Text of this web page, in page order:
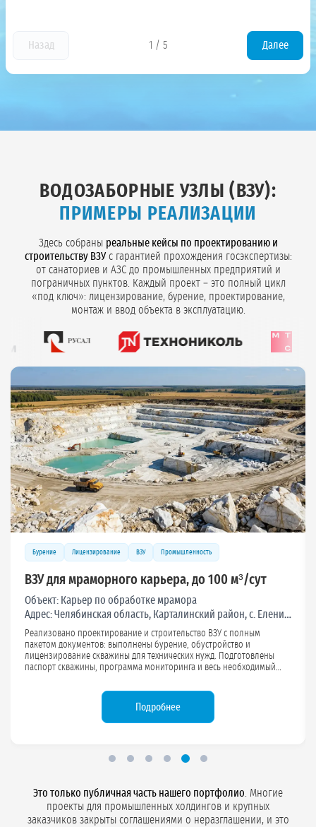
Назад 1 / 5 Далее
ВОДОЗАБОРНЫЕ УЗЛЫ (ВЗУ):
ПРИМЕРЫ РЕАЛИЗАЦИИ
Здесь собраны реальные кейсы по проектированию и
строительству ВЗУс гарантией прохождения госэкспертизы:
от санаториев и АЗС до промышленных предприятий и
пограничных пунктов. Каждый проект – это полный цикл
«под ключ»: лицензирование, бурение, проектирование,
монтаж и ввод объекта в эксплуатацию.
Лицензирование ВЗУ Посёлки и СНТ
ВЗУ для коттеджного поселка, до 100 м³/сут
Объект: Коттеджный поселок «Мишкин лес»
Адрес:Московская область, Дмитровский р-он, с/п Габовское, д. Шихово
Выполнено проектирование и строительство ВЗУ с полным пакетом
документов: оформлена лицензия на хозяйственно-питьевую воду
до 100 м³/сут для коммерческого поселка, разработаны зоны
санитарной охраны (ЗСО), программа мониторинга и подготовлен
Подробности проекта
Это только публичная часть нашего портфолио . Многие
проекты для промышленных холдингов и крупных
заказчиков закрыты соглашениями о неразглашении, и это